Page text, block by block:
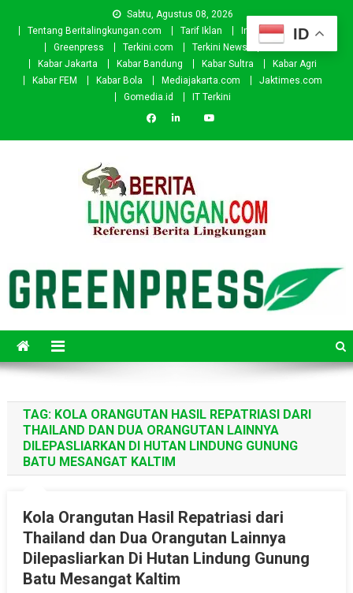
Sabtu, Agustus 08, 2026
Tentang Beritalingkungan.com
Tarif Iklan Investor
Donasi
Greenpress
Terkini.com Terkini News
Kabar.id
Kabar Jakarta
Kabar Bandung Kabar Sultra
Kabar Agri
Kabar FEM
Kabar Bola Mediajakarta.com
Jaktimes.com
Gomedia.id
IT Terkini
TAG: KOLA ORANGUTAN HASIL REPATRIASI DARI
THAILAND DAN DUA ORANGUTAN LAINNYA
DILEPASLIARKAN DI HUTAN LINDUNG GUNUNG
BATU MESANGAT KALTIM
Kola Orangutan Hasil Repatriasi dari
Thailand dan Dua Orangutan Lainnya
Dilepasliarkan Di Hutan Lindung Gunung
Batu Mesangat Kaltim
ID